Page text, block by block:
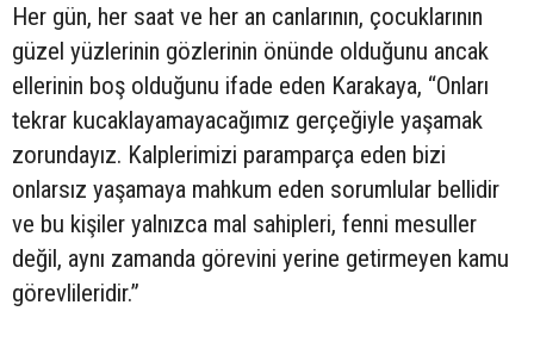
Her gün, her saat ve her an canlarının, çocuklarının
güzel yüzlerinin gözlerinin önünde olduğunu ancak
ellerinin boş olduğunu ifade eden Karakaya, “Onları
tekrar kucaklayamayacağımız gerçeğiyle yaşamak
zorundayız. Kalplerimizi paramparça eden bizi
onlarsız yaşamaya mahkum eden sorumlular bellidir
ve bu kişiler yalnızca mal sahipleri, fenni mesuller
değil, aynı zamanda görevini yerine getirmeyen kamu
görevlileridir.”